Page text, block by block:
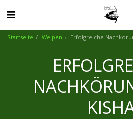
Startseite Welpen Erfolgreiche